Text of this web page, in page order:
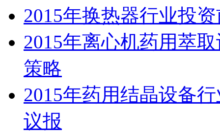
2015年换热器行业投
2015年离心机药用萃
策略
2015年药用结晶设备
议报